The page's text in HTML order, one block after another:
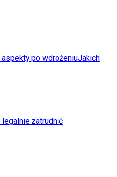
po wdrożeniuJakich
legalnie zatrudnić